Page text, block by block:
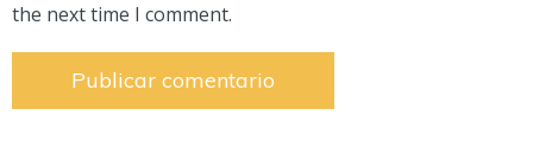
the next time I comment.
Publicar comentario